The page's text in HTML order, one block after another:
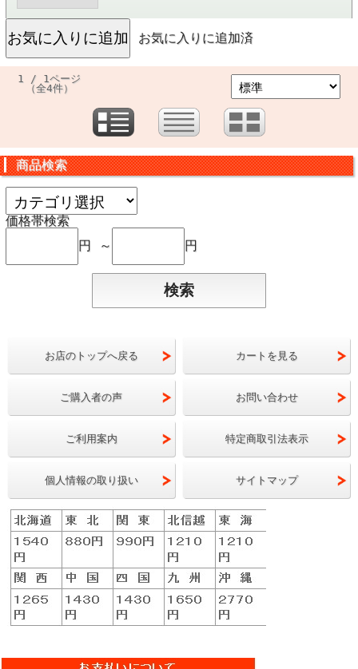
お気に入りに追加済
1 / 1ページ
（全4件）
商品検索
価格帯検索
円 ～
円
お店のトップへ戻る カートを見る
ご購入者の声 お問い合わせ
ご利用案内 特定商取引法表示
個人情報の取り扱い サイトマップ